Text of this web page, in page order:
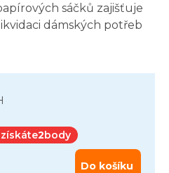
sáčků zajišťuje
dámských potřeb
2body
Do košíku